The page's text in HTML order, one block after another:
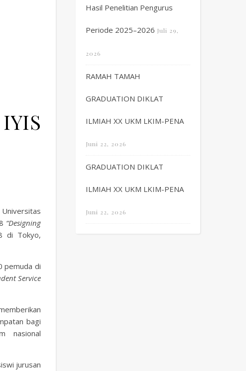
“Designing
di Tokyo,
pemuda di
Service
bagi
nasional
jurusan
Hasil Penelitian Pengurus
Periode 2025–2026 Juli 29,
2026
RAMAH TAMAH
GRADUATION DIKLAT
ILMIAH XX UKM LKIM-PENA
Juni 22, 2026
GRADUATION DIKLAT
ILMIAH XX UKM LKIM-PENA
Juni 22, 2026